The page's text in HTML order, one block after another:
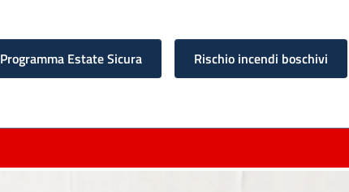
Programma Estate Sicura Rischio incendi boschivi